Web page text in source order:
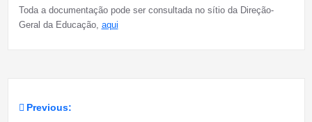
Toda a documentação pode ser consultada no sítio da Direção-
Geral da Educação, aqui
Navegação
Previous: